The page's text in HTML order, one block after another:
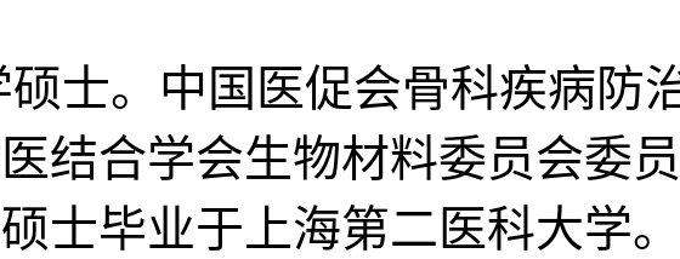
士。中国医促会骨科疾病防
结合学会生物材料委员会委
士毕业于上海第二医科大学